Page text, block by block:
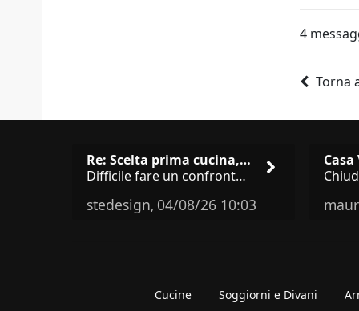
4
Torna
Re: Scelta prima cucina, Modu…
Difficile fare un confronto! Da Veneta hai aggiunto i pensili a tutta altezza e una colonna dispensa da 30, che da soli
stedesign, 04/08/26 10:03
Cucine Soggiorni e Divani